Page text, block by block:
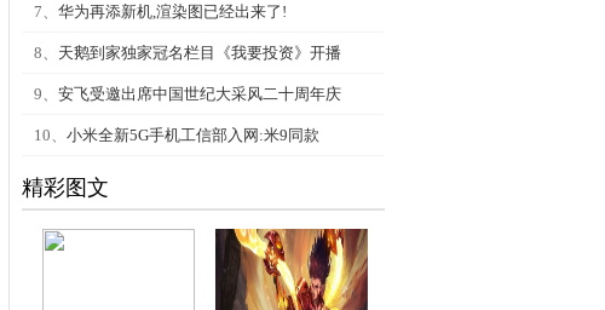
7、 华为再添新机,渲染图已经出来了!
8、 天鹅到家独家冠名栏目《我要投资》开播
9、 安飞受邀出席中国世纪大采风二十周年庆
10、 小米全新5G手机工信部入网:米9同款
精彩图文